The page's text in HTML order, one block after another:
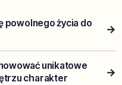
powolnego życia do
→
unikatowe
charakter
→